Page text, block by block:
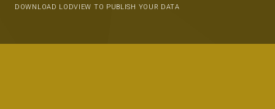
DOWNLOAD LODVIEW TO PUBLISH YOUR DATA